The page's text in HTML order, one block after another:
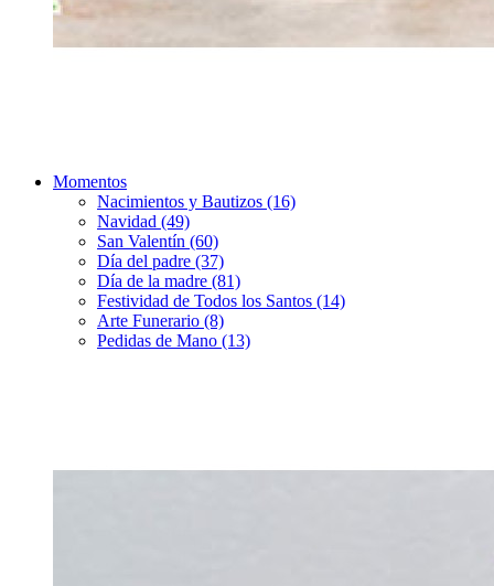
Momentos
Nacimientos y Bautizos (16)
Navidad (49)
San Valentín (60)
Día del padre (37)
Día de la madre (81)
Festividad de Todos los Santos (14)
Arte Funerario (8)
Pedidas de Mano (13)